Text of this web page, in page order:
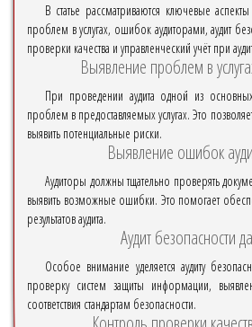
В статье рассматриваются ключевые
проблем в услугах, ошибок аудиторами, аудит
проверки качества и управленческий учёт при
Выявление проблем в
При проведении аудита одной из
проблем в предоставляемых услугах. Это
выявить потенциальные риски.
Выявление ошибок
Аудиторы должны тщательно проверять
выявить возможные ошибки. Это помогает
результатов аудита.
Аудит безопасности
Особое внимание уделяется аудиту
проверку систем защиты информации,
соответствия стандартам безопасности.